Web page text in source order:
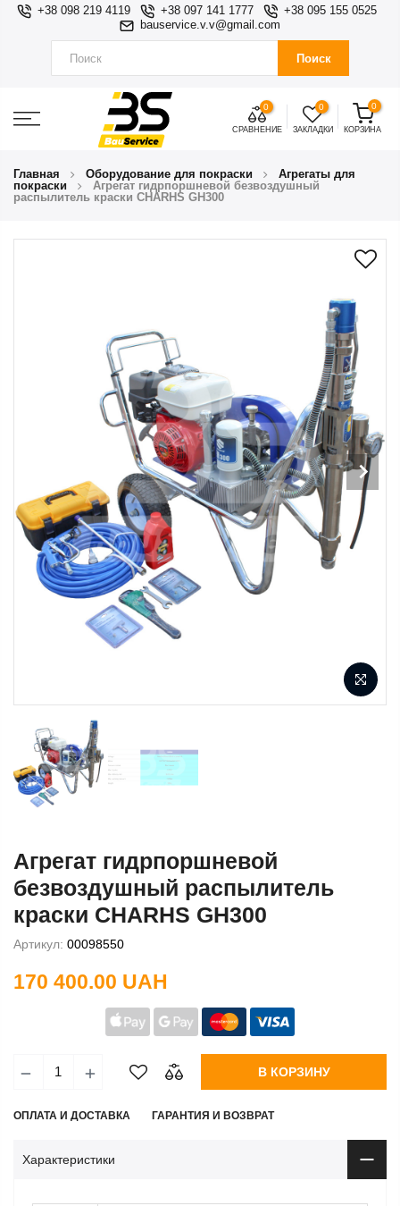
+38 098 219 4119 +38 097 141 1777
+38 095 155 0525
bauservice.v.v@gmail.com
Поиск
0
СРАВНЕНИЕ
0
ЗАКЛАДКИ
0
КОРЗИНА
Главная Оборудование для покраски
Агрегаты для
покраски
Агрегат гидрпоршневой безвоздушный
распылитель краски CHARHS GH300
Агрегат гидрпоршневой
безвоздушный распылитель
краски CHARHS GH300
Артикул: 00098550
170 400.00 UAH
В КОРЗИНУ
ОПЛАТА И ДОСТАВКА ГАРАНТИЯ И ВОЗВРАТ
Характеристики